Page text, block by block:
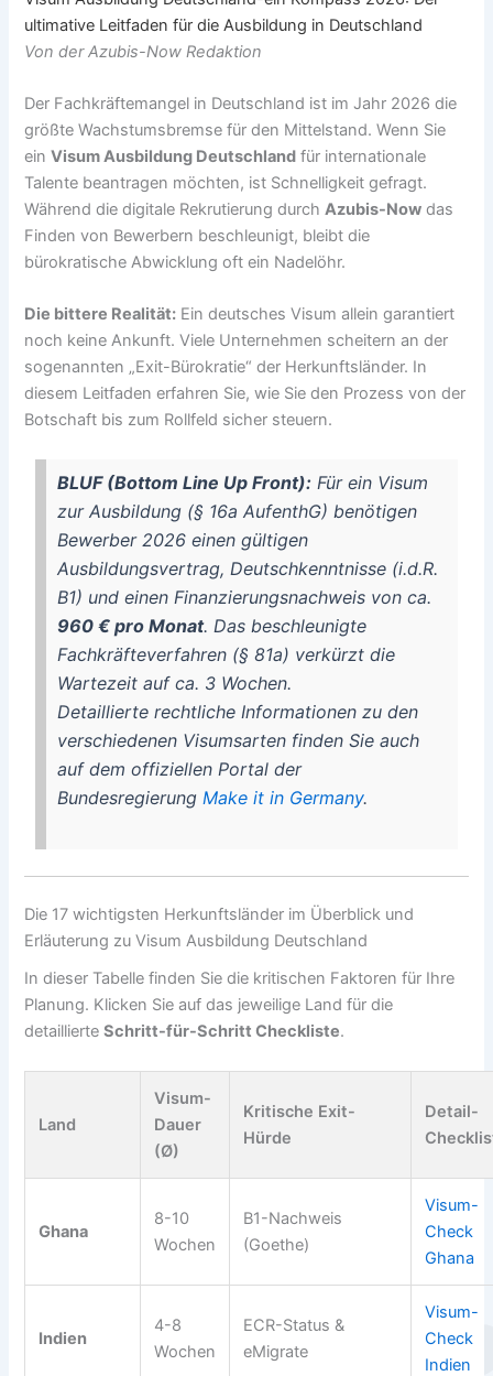
ultimative Leitfaden für die Ausbildung in Deutschland
Von der Azubis-Now Redaktion
Der Fachkräftemangel in Deutschland ist im Jahr 2026 die
größte Wachstumsbremse für den Mittelstand. Wenn Sie
einVisum Ausbildung Deutschland für internationale
Talente beantragen möchten, ist Schnelligkeit gefragt.
Während die digitale Rekrutierung durchAzubis-Now das
Finden von Bewerbern beschleunigt, bleibt die
bürokratische Abwicklung oft ein Nadelöhr.
Die bittere Realität: Ein deutsches Visum allein garantiert
noch keine Ankunft. Viele Unternehmen scheitern an der
sogenannten „Exit-Bürokratie“ der Herkunftsländer. In
diesem Leitfaden erfahren Sie, wie Sie den Prozess von der
Botschaft bis zum Rollfeld sicher steuern.
BLUF (Bottom Line Up Front): Für ein Visum
zur Ausbildung (§ 16a AufenthG) benötigen
Bewerber 2026 einen gültigen
Ausbildungsvertrag, Deutschkenntnisse (i.d.R.
B1) und einen Finanzierungsnachweis von ca.
960 € pro Monat. Das beschleunigte
Fachkräfteverfahren (§ 81a) verkürzt die
Wartezeit auf ca. 3 Wochen.
Detaillierte rechtliche Informationen zu den
verschiedenen Visumsarten finden Sie auch
auf dem offiziellen Portal der
BundesregierungMake it in Germany.
Die 17 wichtigsten Herkunftsländer im Überblick und
Erläuterung zu Visum Ausbildung Deutschland
In dieser Tabelle finden Sie die kritischen Faktoren für Ihre
Planung. Klicken Sie auf das jeweilige Land für die
detaillierteSchritt-für-Schritt Checkliste.
Land
Visum-
Dauer
(Ø)
Kritische Exit-
Hürde
Detail-
Ghana
8-10
Wochen
B1-Nachweis
(Goethe)
Visum-
Check
Ghana
Indien
4-8
Wochen
ECR-Status &
eMigrate
Visum-
Check
Indien